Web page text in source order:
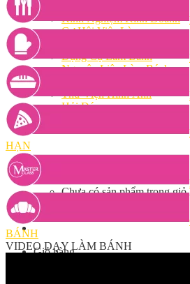
Kinh Nghiệm Kinh Doanh
Cơ Hội Việc Làm
Dụng Cụ Làm Bánh
Nguyên Liệu Làm Bánh
Thư Viện Hình Ảnh
Hỏi Đáp
Việc Làm
Chưa có sản phẩm trong giỏ
Giỏ hàng
HẠN
BÁNH
VIDEO DẠY LÀM BÁNH